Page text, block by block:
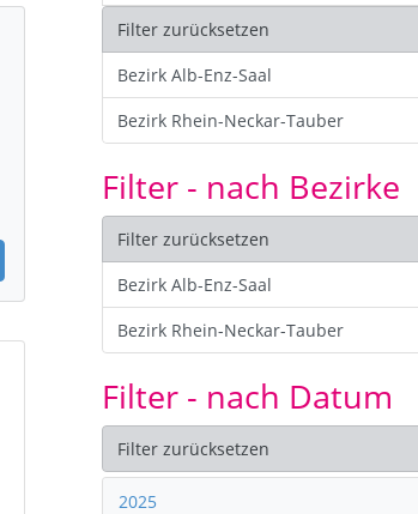
Filter zurücksetzen
Bezirk Alb-Enz-Saal
Bezirk Rhein-Neckar-Tauber
Filter - nach Bezirke
Filter zurücksetzen
Bezirk Alb-Enz-Saal
Bezirk Rhein-Neckar-Tauber
Filter - nach Datum
Filter zurücksetzen
2025